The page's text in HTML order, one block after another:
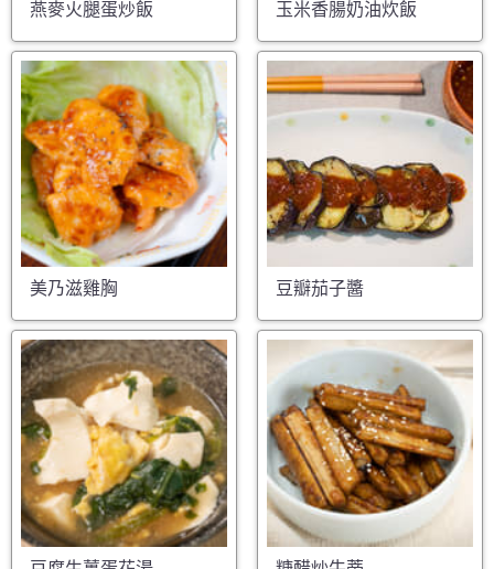
燕麥火腿蛋炒飯 玉米香腸奶油炊飯
美乃滋雞胸 豆瓣茄子醬